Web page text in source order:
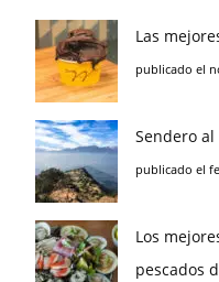
Las
publicado el
Sendero
publicado el
Los
pescados